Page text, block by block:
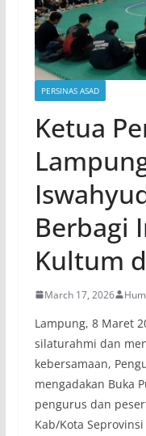
PERSINAS ASAD
Ketua
Berbagi
Kultum
March 17, 2026
Lampung, 8 Maret
silaturahmi dan
kebersamaan,
mengadakan Buka
pengurus dan
Kab/Kota